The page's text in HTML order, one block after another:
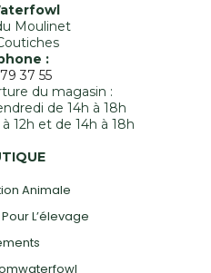
Moulinet
:
37 55
du magasin :
de 14h à 18h
12h et de 14h à 18h
Animale
L’élevage